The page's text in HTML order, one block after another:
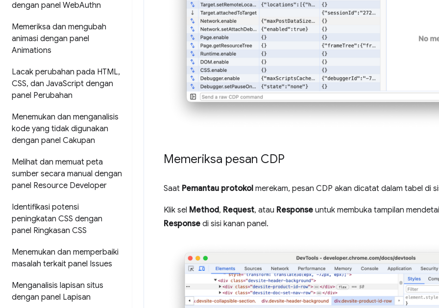
dengan panel WebAuthn
Memeriksa dan mengubah
animasi dengan panel
Animations
Lacak perubahan pada HTML,
CSS, dan JavaScript dengan
panel Perubahan
Menemukan dan menganalisis
kode yang tidak digunakan
dengan panel Cakupan
Melihat dan memuat peta
sumber secara manual dengan
panel Resource Developer
Identifikasi potensi
peningkatan CSS dengan
panel Ringkasan CSS
Menemukan dan memperbaiki
masalah terkait panel Issues
Menganalisis lapisan situs
dengan panel Lapisan
Memeriksa pesan CDP
Saat Pemantau protokol merekam, pesan CDP akan dicatat dalam tabel di
Klik sel Method, Request, atau Response untuk membuka tampilan
Response di sisi kanan panel.